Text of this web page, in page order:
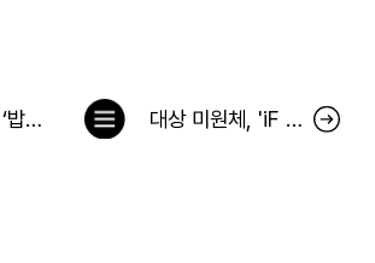
[사진] 대상 ‘밥집 미원’ 문 열어 대상 미원체, 'iF 디자인 어워드 2023' 커뮤니케이션 부문 수상
목